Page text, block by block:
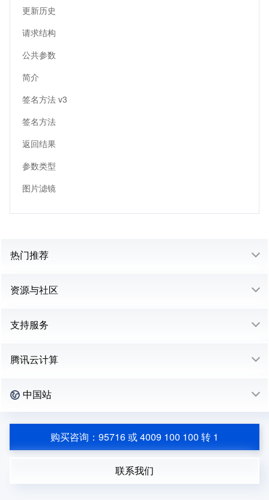
更新历史
请求结构
公共参数
简介
签名方法 v3
签名方法
返回结果
参数类型
图片滤镜
热门推荐
资源与社区
支持服务
腾讯云计算
中国站
购买咨询：95716 或 4009 100 100 转 1
联系我们